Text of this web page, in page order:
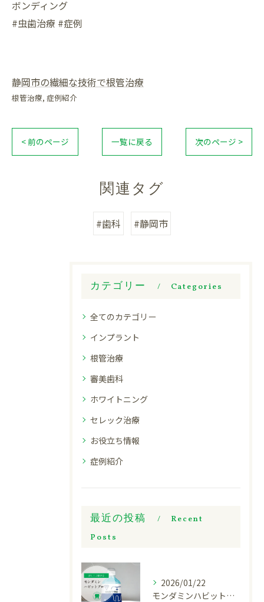
ボンディング
#虫歯治療 #症例
静岡市の繊細な技術で根管治療
根管治療 症例紹介
< 前のページ 一覧に戻る 次のページ >
関連タグ
#歯科 #静岡市
カテゴリー Categories
全てのカテゴリー
インプラント
根管治療
審美歯科
ホワイトニング
セレック治療
お役立ち情報
症例紹介
最近の投稿
Recent
Posts
2026/01/22
モンダミンハビットプロについてご紹介